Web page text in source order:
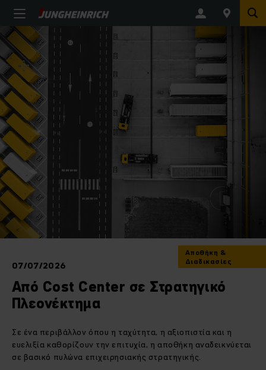
Αποθήκη &
Διαδικασίες
07/07/2026
Από Cost Center σε Στρατηγικό
Πλεονέκτημα
Σε ένα περιβάλλον όπου η ταχύτητα, η αξιοπιστία και η
ευελιξία καθορίζουν την επιτυχία, η αποθήκη αναδεικνύεται
σε βασικό πυλώνα επιχειρησιακής στρατηγικής.